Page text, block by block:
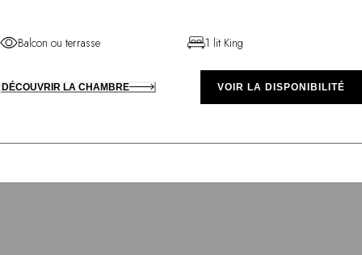
Balcon ou terrasse 1 lit King
DÉCOUVRIR LA CHAMBRE VOIR LA DISPONIBILITÉ